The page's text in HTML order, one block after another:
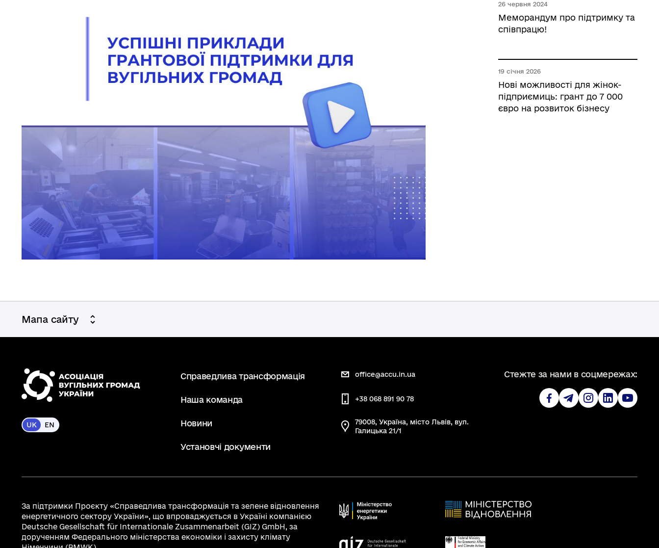
26 червня 2024
Меморандум про підтримку та
співпрацю!
19 січня 2026
Нові можливості для жінок-
підприємиць: грант до 7 000
євро на розвиток бізнесу
Мапа сайту
UK EN
Справедлива трансформація
Наша команда
Новини
Установчі документи
office@accu.in.ua
+38 068 891 90 78
79008, Україна, місто Львів, вул.
Галицька 21/1
Стежте за нами в соцмережах:
За підтримки Проєкту «Справедлива трансформація та зелене відновлення
енергетичного сектору України», що впроваджується в Україні компанією
Deutsche Gesellschaft für Internationale Zusammenarbeit (GIZ) GmbH, за
дорученням Федерального міністерства економіки і захисту клімату